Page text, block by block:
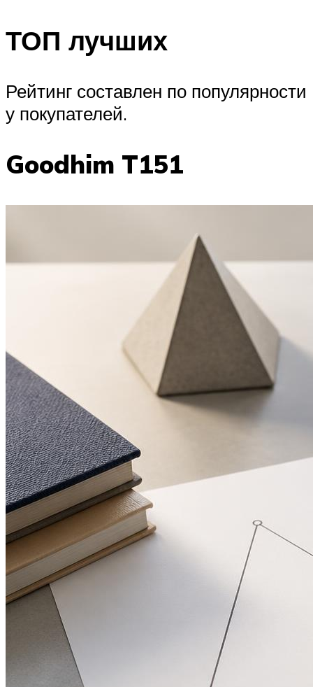
ТОП лучших
Рейтинг составлен по популярности
у покупателей.
Goodhim T151